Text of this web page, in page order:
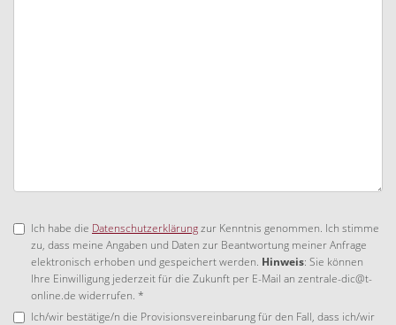
Ich habe die Datenschutzerklärungzur Kenntnis genommen. Ich stimme
zu, dass meine Angaben und Daten zur Beantwortung meiner Anfrage
elektronisch erhoben und gespeichert werden. Hinweis: Sie können
Ihre Einwilligung jederzeit für die Zukunft per E-Mail an zentrale-dic@t-
online.de widerrufen. *
Ich/wir bestätige/n die Provisionsvereinbarung für den Fall, dass ich/wir